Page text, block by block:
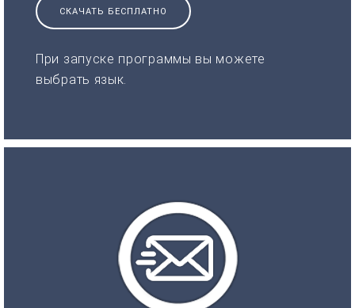
СКАЧАТЬ БЕСПЛАТНО
При запуске программы вы можете
выбрать язык.